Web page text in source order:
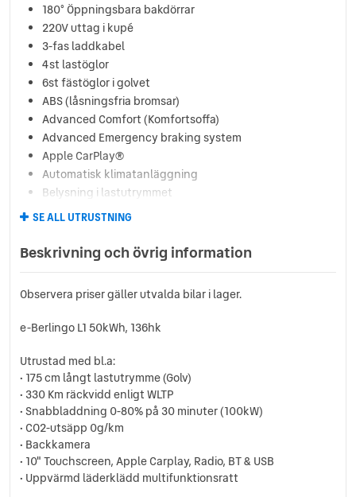
180° Öppningsbara bakdörrar
220V uttag i kupé
3-fas laddkabel
4st lastöglor
6st fästöglor i golvet
ABS (låsningsfria bromsar)
Advanced Comfort (Komfortsoffa)
Advanced Emergency braking system
Apple CarPlay®
Automatisk klimatanläggning
Belysning i lastutrymmet
Belysning i skåp
DAB
Digital klocka
Dimstrålkastare
Dragkrok
Elektrisk startspärr
Eljusterbara sidospeglar
Eluppvärmd vindruta
ESP & ASR –antisladd- & spinnsystem
Fartbegränsare
Farthållare
Filhållningsassistans
Fjärrnyckel med reservnyckel
Fjärrstyrt centrallås
SE ALL UTRUSTNING
Beskrivning och övrig information
Observera priser gäller utvalda bilar i lager.
e-Berlingo L1 50kWh, 136hk
Utrustad med bl.a:
• 175 cm långt lastutrymme (Golv)
• 330 Km räckvidd enligt WLTP
• Snabbladdning 0-80% på 30 minuter (100kW)
• CO2-utsäpp 0g/km
• Backkamera
• 10" Touchscreen, Apple Carplay, Radio, BT & USB
• Uppvärmd läderklädd multifunktionsratt